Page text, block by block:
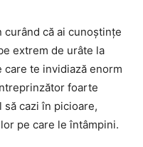
curând că ai cunoștințe
extrem de urâte la
care te invidiază enorm
foarte
cazi în picioare,
pe care le întâmpini.